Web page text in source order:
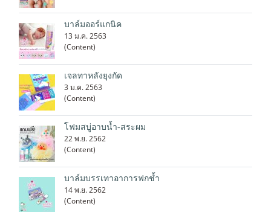
บาล์มออร์แกนิค
13 ม.ค. 2563
(Content)
เจลทาหลังยุงกัด
3 ม.ค. 2563
(Content)
โฟมสบู่อาบน้ำ-สระผม
22 พ.ย. 2562
(Content)
บาล์มบรรเทาอาการฟกช้ำ
14 พ.ย. 2562
(Content)